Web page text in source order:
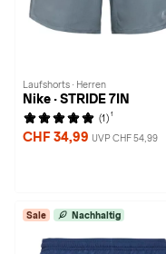
Laufshorts · Herren
Nike · STRIDE 7IN
(1) 1
CHF 34,99 UVP CHF 54,99
Sale Nachhaltig